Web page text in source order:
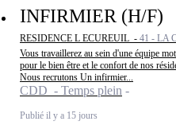
INFIRMIER (H/F)
RESIDENCE L ECUREUIL - 41 - LA
Vous travaillerez au sein d'une équipe
pour le bien être et le confort de nos
Nous recrutons Un infirmier...
CDD - Temps plein
Publié il y a 15 jours